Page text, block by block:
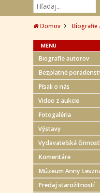
Domov Biografie
MENU
Biografie autorov
Bezplatné
Písali o nás
Video z aukcie
Fotogaléria
Výstavy
Vydavateľská činnosť
Komentáre
Múzeum Anny
Predaj starožitností